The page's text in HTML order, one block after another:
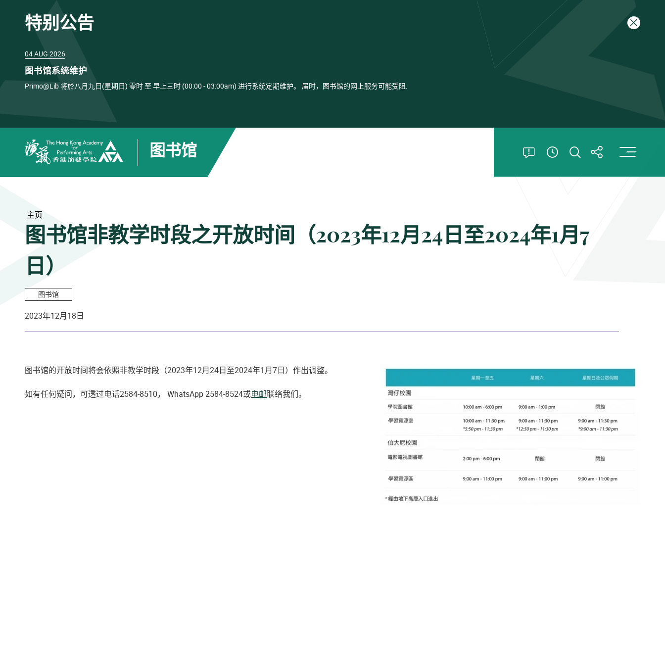
特别公告 关闭特别
04 AUG 2026
图书馆系统维护
Primo@Lib 将於八月九日(星期日) 零时 至 早上三时 (00:00 - 03:00am) 进行系统定期维护。 届时，图书馆的网上服务可能受阻.
图书馆 打开特别公告
查看開放時間信息
打开搜索打开分享打
主页
图书馆非教学时段之开放时间（2023年12月24日至2024年1月7
日）
图书馆
2023年12月18日
图书馆的开放时间将会依照非教学时段（2023年12月24日至2024年1月7日）作出调整。
如有任何疑问，可透过电话2584-8510， WhatsApp 2584-8524或电邮联络我们。